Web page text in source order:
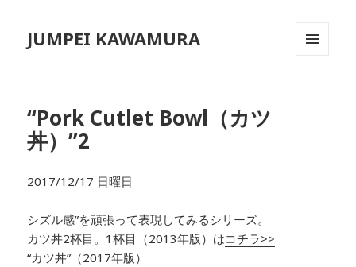
JUMPEI KAWAMURA
“Pork Cutlet Bowl（カツ
丼）”2
2017/12/17 日曜日
シズル感”を頑張って表現してみるシリーズ。
カツ丼2杯目。1杯目（2013年版）はコチラ>>
“カツ丼”（2017年版）